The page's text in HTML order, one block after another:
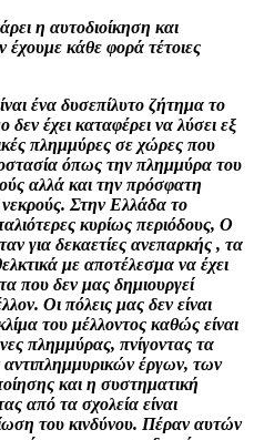
η αυτοδιοίκηση και
έχουμε κάθε φορά τέτοιες
ένα δυσεπίλυτο ζήτημα το
έχει καταφέρει να λύσει εξ
πλημμύρες σε χώρες που
όπως την πλημμύρα του
αλλά και την πρόσφατη
Στην Ελλάδα το
κυρίως περιόδους, Ο
για δεκαετίες ανεπαρκής , τα
με αποτέλεσμα να έχει
που δεν μας δημιουργεί
Οι πόλεις μας δεν είναι
του μέλλοντος καθώς είναι
πλημμύρας, πνίγοντας τα
έργων, των
και η συστηματική
από τα σχολεία είναι
του κινδύνου. Πέραν αυτών